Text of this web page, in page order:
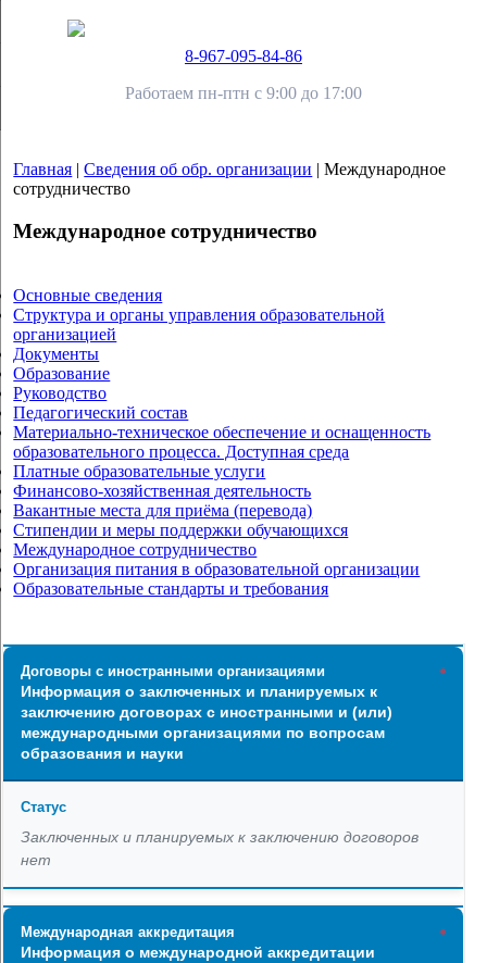
8-967-095-84-86
Работаем пн-птн с 9:00 до 17:00
Главная |Сведения об обр. организации |Международное
сотрудничество
Международное сотрудничество
Основные сведения
Структура и органы управления образовательной
организацией
Документы
Образование
Руководство
Педагогический состав
Материально-техническое обеспечение и оснащенность
образовательного процесса. Доступная среда
Платные образовательные услуги
Финансово-хозяйственная деятельность
Вакантные места для приёма (перевода)
Стипендии и меры поддержки обучающихся
Международное сотрудничество
Организация питания в образовательной организации
Образовательные стандарты и требования
Информация о заключенных и планируемых к
заключению договорах с иностранными и (или)
международными организациями по вопросам
образования и науки
Заключенных и планируемых к заключению договоров
нет
Информация о международной аккредитации